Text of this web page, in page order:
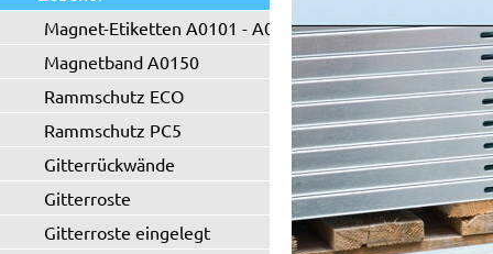
Magnet-Etiketten A0101 - A0102
Magnetband A0150
Rammschutz ECO
Rammschutz PC5
Gitterrückwände
Gitterroste
Gitterroste eingelegt